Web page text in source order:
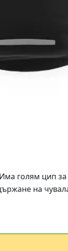
голям цип
на